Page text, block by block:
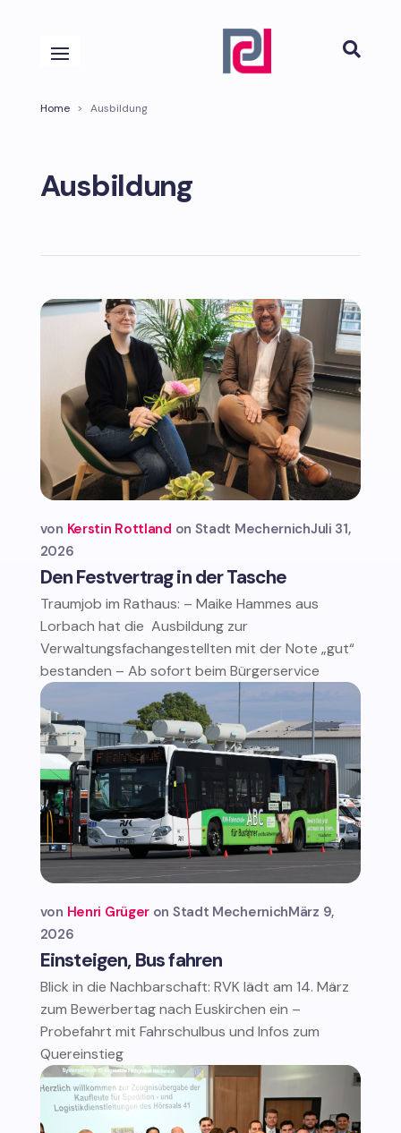

Home > Ausbildung
Ausbildung
Den Festvertrag in der Tasche
von Kerstin Rottland Stadt MechernichJuli 31,
2026
Traumjob im Rathaus: – Maike Hammes aus
Lorbach hat die Ausbildung zur
Verwaltungsfachangestellten mit der Note „gut“
bestanden – Ab sofort beim Bürgerservice
Einsteigen, Bus fahren
von Henri Grüger Stadt MechernichMärz 9,
2026
Blick in die Nachbarschaft: RVK lädt am 14. März
zum Bewerbertag nach Euskirchen ein –
Probefahrt mit Fahrschulbus und Infos zum
Quereinstieg